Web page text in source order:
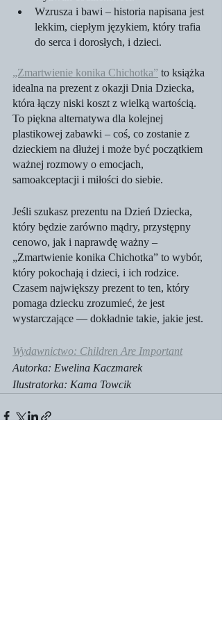
Wzrusza i bawi – historia napisana jest
lekkim, ciepłym językiem, który trafia
do serca i dorosłych, i dzieci.
„Zmartwienie konika Chichotka” to książka
idealna na prezent z okazji Dnia Dziecka,
która łączy niski koszt z wielką wartością.
To piękna alternatywa dla kolejnej
plastikowej zabawki – coś, co zostanie z
dzieckiem na dłużej i może być początkiem
ważnej rozmowy o emocjach,
samoakceptacji i miłości do siebie.
Jeśli szukasz prezentu na Dzień Dziecka,
który będzie zarówno mądry, przystępny
cenowo, jak i naprawdę ważny –
„Zmartwienie konika Chichotka” to wybór,
który pokochają i dzieci, i ich rodzice.
Czasem największy prezent to ten, który
pomaga dziecku zrozumieć, że jest
wystarczające — dokładnie takie, jakie jest.
Wydawnictwo: Children Are Important
Autorka: Ewelina Kaczmarek
Ilustratorka: Kama Towcik